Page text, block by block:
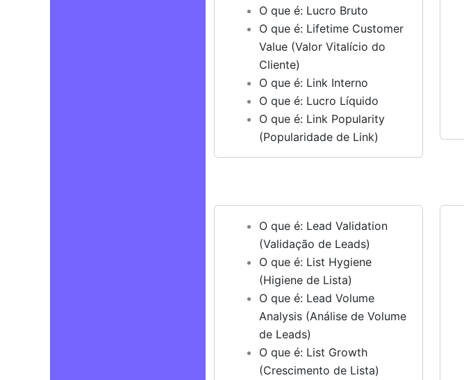
O que é: Lucro Bruto
O que é: Lifetime Customer
Value (Valor Vitalício do
Cliente)
O que é: Link Interno
O que é: Lucro Líquido
O que é: Link Popularity
(Popularidade de Link)
O que é: Lead Validation
(Validação de Leads)
O que é: List Hygiene
(Higiene de Lista)
O que é: Lead Volume
Analysis (Análise de Volume
de Leads)
O que é: List Growth
(Crescimento de Lista)